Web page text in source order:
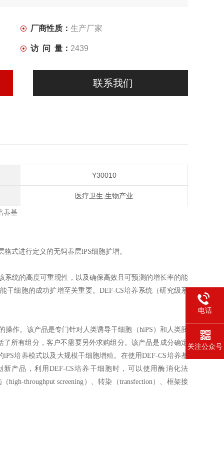
厂商性质： 生产厂家
访 问 量： 2439
联系我们
Y30010
医疗卫生,生物产业
养基
式进行定义的无饲养层iPS细胞扩增。
统的高度可重现性，以及确保高效且可预测的增长率的能
干细胞的成功扩增至关重要。DEF-CS培养系统（研究级系
作。该产品是专门针对人类诱导干细胞（hiPS）和人类胚
所有组分，客户不需要另外求购组分。该产品是成分确定
培养模式以及大规模干细胞增殖。在使用DEF-CS培养基
产品，利用DEF-CS培养干细胞时，可以使用酶消化法
high-throughput screening）、转染（transfection）、框架接
电话
关注公众号